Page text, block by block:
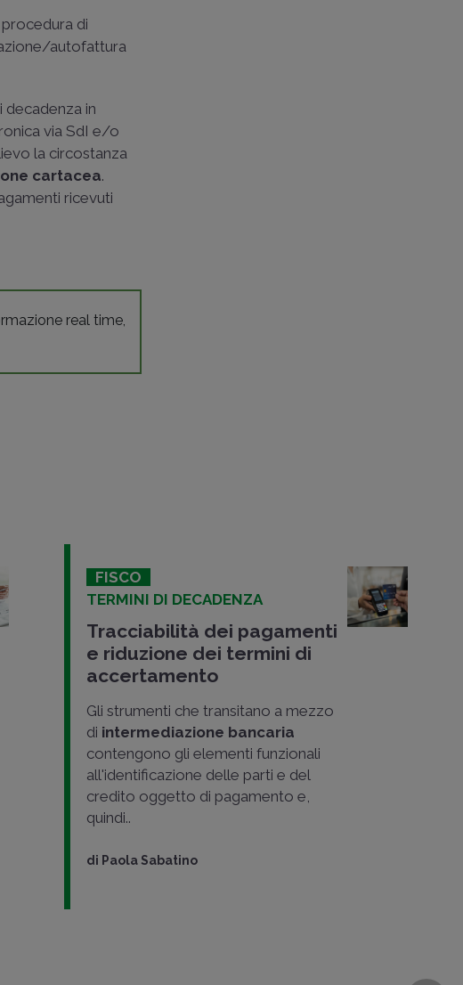
di
autofattura
decadenza in
via SdI e/o
la circostanza
cartacea.
ricevuti
real time,
FISCO
TERMINI DI DECADENZA
Tracciabilità dei pagamenti
e riduzione dei termini di
accertamento
Gli strumenti che transitano a mezzo
di intermediazione bancaria
contengono gli elementi funzionali
all'identificazione delle parti e del
credito oggetto di pagamento e,
quindi..
di Paola Sabatino